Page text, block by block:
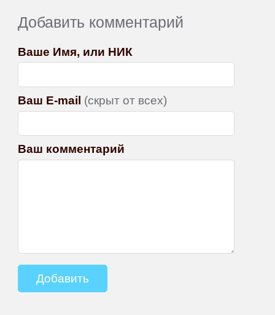
Добавить комментарий
Ваше Имя, или НИК
Ваш E-mail (скрыт от всех)
Ваш комментарий